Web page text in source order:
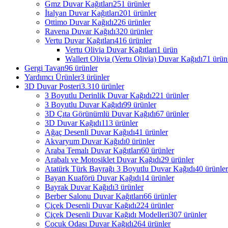
Gmz Duvar Kağıtları251 ürünler
İtalyan Duvar Kağıtları201 ürünler
Ottimo Duvar Kağıdı226 ürünler
Ravena Duvar Kağıdı320 ürünler
Vertu Duvar Kağıtları416 ürünler
Vertu Olivia Duvar Kağıtları1 ürün
Wallert Olivia (Vertu Olivia) Duvar Kağıdı71
Gergi Tavan96 ürünler
Yardımcı Ürünler3 ürünler
3D Duvar Posteri3.310 ürünler
3 Boyutlu Derinlik Duvar Kağıdı221 ürünler
3 Boyutlu Duvar Kağıdı99 ürünler
3D Çıta Görünümlü Duvar Kağıdı67 ürünler
3D Duvar Kağıdı113 ürünler
Ağaç Desenli Duvar Kağıdı41 ürünler
Akvaryum Duvar Kağıdı0 ürünler
Araba Temalı Duvar Kağıtları60 ürünler
Arabalı ve Motosiklet Duvar Kağıdı29 ürünler
Atatürk Türk Bayrağı 3 Boyutlu Duvar Kağıdı40 ürünler
Bayan Kuaförü Duvar Kağıdı14 ürünler
Bayrak Duvar Kağıdı3 ürünler
Berber Salonu Duvar Kağıtları66 ürünler
Çiçek Desenli Duvar Kağıdı224 ürünler
Çiçek Desenli Duvar Kağıdı Modelleri307 ürünler
Çocuk Odası Duvar Kağıdı264 ürünler